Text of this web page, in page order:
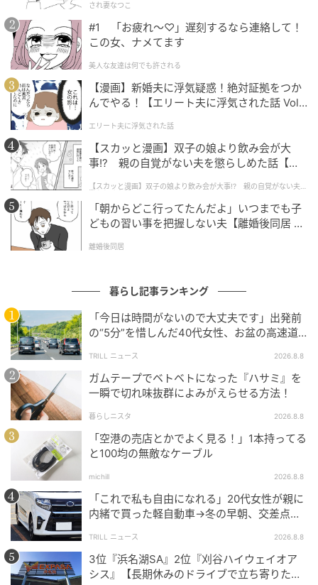
発売日
2026年7月
価格
税込400円
ラインアップ
・「マイメロディ」
・「クロミ」
・「シナモロール」
・「ポムポムプリン」
・「ポチャッコ」※掲載されている情報は記事公開時
のものです。あらかじめご了承ください
文：All About ニュース編集部
次の記事
【最新ガチャ情報】ユニークな証明写真風キ
ーホルダー！ 2026年7月発売「斉木楠雄のΨ
難 証明写真風アクリルキーホルダー」全7種が
見逃せない
され妻なつこ
#1 「お疲れ〜♡」遅刻するなら連絡して！
この女、ナメてます
美人な友達は何でも許される
【漫画】新婚夫に浮気疑惑！絶対証拠をつか
んでやる！【エリート夫に浮気された話 Vol.
エリート夫に浮気された話
【スカッと漫画】双子の娘より飲み会が大
事!? 親の自覚がない夫を懲らしめた話【第1
【スカッと漫画】双子の娘より飲み会が大事!? 親の自覚がない夫を
懲らしめた話
「朝からどこ行ってたんだよ」いつまでも子
どもの習い事を把握しない夫【離婚後同居 Vo
離婚後同居
暮らし記事ランキング
「今日は時間がないので大丈夫です」出発前
の“5分”を惜しんだ40代女性、お盆の高速道
TRILL ニュース 2026.8.8
ガムテープでベトベトになった『ハサミ』を
一瞬で切れ味抜群によみがえらせる方法！
暮らしニスタ 2026.8.8
「空港の売店とかでよく見る！」1本持ってる
と100均の無敵なケーブル
michill 2026.8.8
「これで私も自由になれる」20代女性が親に
内緒で買った軽自動車→冬の早朝、交差点で
TRILL ニュース 2026.8.8
3位『浜名湖SA』2位『刈谷ハイウェイオア
シス』【長期休みのドライブで立ち寄りたい